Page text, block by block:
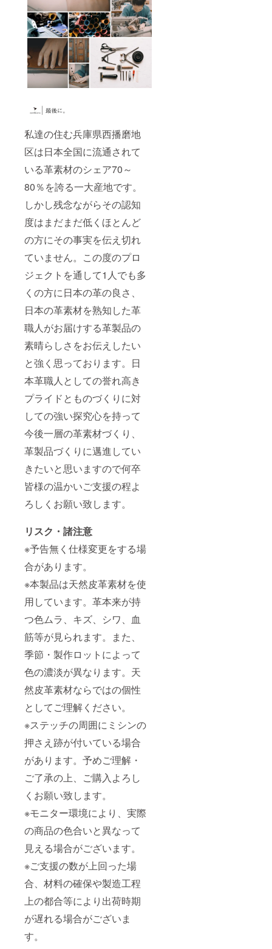
私達の住む兵庫県西播磨地
区は日本全国に流通されて
いる革素材のシェア70～
80％を誇る一大産地です。
しかし残念ながらその認知
度はまだまだ低くほとんど
の方にその事実を伝え切れ
ていません。この度のプロ
ジェクトを通して1人でも多
くの方に日本の革の良さ、
日本の革素材を熟知した革
職人がお届けする革製品の
素晴らしさをお伝えしたい
と強く思っております。日
本革職人としての誉れ高き
プライドとものづくりに対
しての強い探究心を持って
今後一層の革素材づくり、
革製品づくりに邁進してい
きたいと思いますので何卒
皆様の温かいご支援の程よ
ろしくお願い致します。
リスク・諸注意
※予告無く仕様変更をする場
合があります。
※本製品は天然皮革素材を使
用しています。革本来が持
つ色ムラ、キズ、シワ、血
筋等が見られます。また、
季節・製作ロットによって
色の濃淡が異なります。天
然皮革素材ならではの個性
としてご理解ください。
※ステッチの周囲にミシンの
押さえ跡が付いている場合
があります。予めご理解・
ご了承の上、ご購入よろし
くお願い致します。
※モニター環境により、実際
の商品の色合いと異なって
見える場合がございます。
※ご支援の数が上回った場
合、材料の確保や製造工程
上の都合等により出荷時期
が遅れる場合がございま
す。